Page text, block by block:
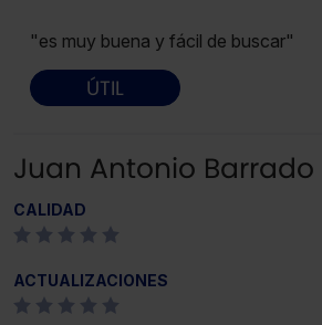
"es muy buena y fácil de buscar"
ÚTIL
Juan Antonio
CALIDAD
ACTUALIZACIONES